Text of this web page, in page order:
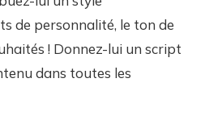
de personnalité, le ton de
! Donnez-lui un script
dans toutes les